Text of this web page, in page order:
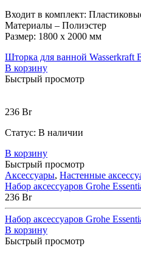
Входит в комплект:
Материалы – Полиэстер
Размер: 1800 х 2000 мм
Шторка для ванной Wasserkraft
В корзину
Быстрый просмотр
236 Br
Статус: В наличии
В корзину
Быстрый просмотр
Аксессуары, Настенные
Набор аксессуаров Grohe
236 Br
Набор аксессуаров Grohe
В корзину
Быстрый просмотр